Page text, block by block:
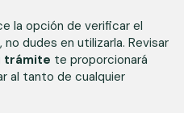
la opción de verificar el
dudes en utilizarla. Revisar
trámite te proporcionará
al tanto de cualquier